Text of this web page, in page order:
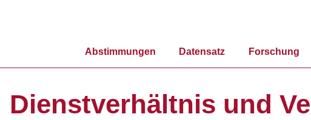
Abstimmungen Datensatz Forschung
Dienstverhältnis und